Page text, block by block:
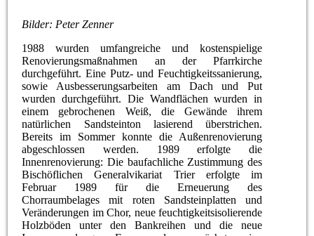
Bilder: Peter Zenner
1988 wurden umfangreiche und kostenspielige
Renovierungsmaßnahmen an der Pfarrkirche
durchgeführt. Eine Putz- und Feuchtigkeitssanierung,
sowie Ausbesserungsarbeiten am Dach und Put
wurden durchgeführt. Die Wandflächen wurden in
einem gebrochenen Weiß, die Gewände ihrem
natürlichen Sandsteinton lasierend überstrichen.
Bereits im Sommer konnte die Außenrenovierung
abgeschlossen werden. 1989 erfolgte die
Innenrenovierung: Die baufachliche Zustimmung des
Bischöflichen Generalvikariat Trier erfolgte im
Februar 1989 für die Erneuerung des
Chorraumbelages mit roten Sandsteinplatten und
Veränderungen im Chor, neue feuchtigkeitsisolierende
Holzböden unter den Bankreihen und die neue